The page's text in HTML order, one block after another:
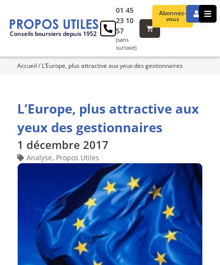
Conseils boursiers depuis 1952
Abonnez-
vous
01 45
23 10
57
(sans
surtaxe)
Accueil / L’Europe, plus attractive aux yeux des gestionnaires
L’Europe, plus attractive aux
yeux des gestionnaires
1 décembre 2017
Analyse, Propos Utiles